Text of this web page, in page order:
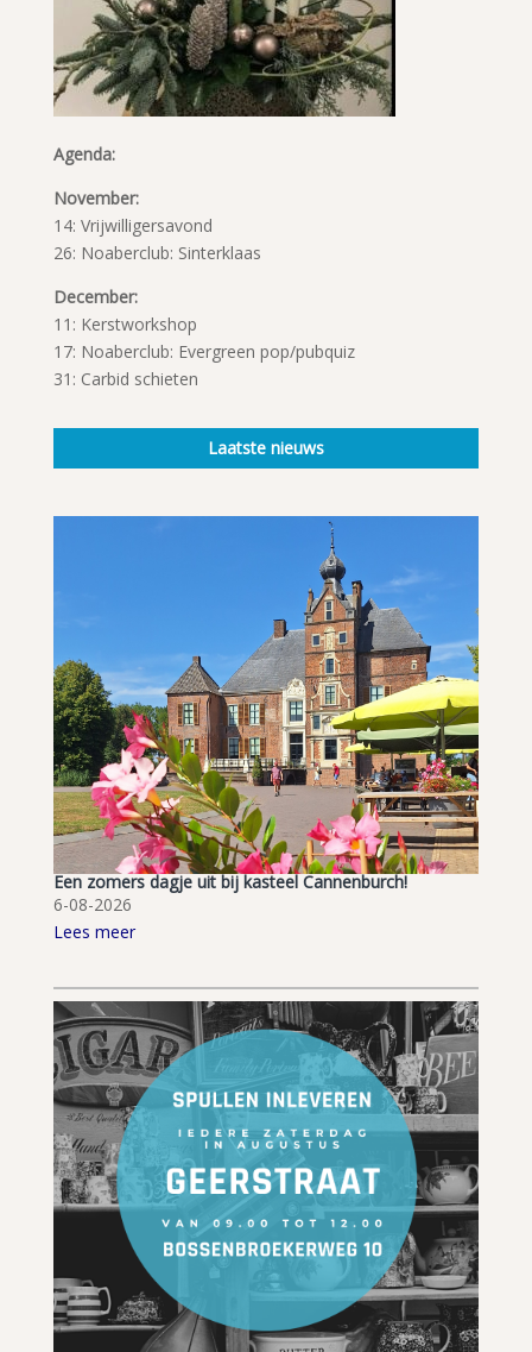
Agenda:
November:
14: Vrijwilligersavond
26: Noaberclub: Sinterklaas
December:
11: Kerstworkshop
17: Noaberclub: Evergreen pop/pubquiz
31: Carbid schieten
Laatste nieuws
Een zomers dagje uit bij kasteel Cannenburch!
6-08-2026
Lees meer